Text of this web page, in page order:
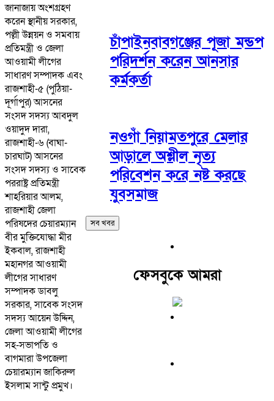
জানাজায় অংশগ্রহণ
করেন স্থানীয় সরকার,
পল্লী উন্নয়ন ও সমবায়
প্রতিমন্ত্রী ও জেলা
আওয়ামী লীগের
সাধারণ সম্পাদক এবং
রাজশাহী-৫ (পুঠিয়া-
দূর্গাপুর) আসনের
সংসদ সদস্য আবদুল
ওয়াদুদ দারা,
রাজশাহী-৬ (বাঘা-
চারঘাট) আসনের
সংসদ সদস্য ও সাবেক
পররাষ্ট্র প্রতিমন্ত্রী
শাহরিয়ার আলম,
রাজশাহী জেলা
পরিষদের চেয়ারম্যান
বীর মুক্তিযোদ্ধা মীর
ইকবাল, রাজশাহী
মহানগর আওয়ামী
লীগের সাধারণ
সম্পাদক ডাবলু
সরকার, সাবেক সংসদ
সদস্য আয়েন উদ্দিন,
জেলা আওয়ামী লীগের
সহ-সভাপতি ও
বাগমারা উপজেলা
চেয়ারম্যান জাকিরুল
ইসলাম সান্টু প্রমুখ।
চাঁপাইনবাবগঞ্জের পূজা মন্ডপ
পরিদর্শন করেন আনসার
কর্মকর্তা
নওগাঁ নিয়ামতপুরে মেলার
আড়ালে অশ্লীল নৃত্য
পরিবেশন করে নষ্ট করছে
যুবসমাজ
সব খবর
ফেসবুকে আমরা